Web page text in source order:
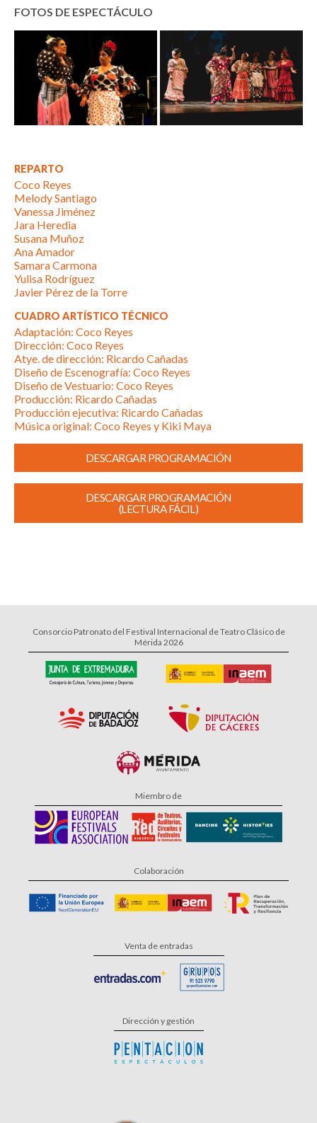
FOTOS DE ESPECTÁCULO
REPARTO
Coco Reyes
Melody Santiago
Vanessa Jiménez
Jara Heredia
Susana Muñoz
Ana Amador
Samara Carmona
Yulisa Rodríguez
Javier Pérez de la Torre
CUADRO ARTÍSTICO TÉCNICO
Adaptación: Coco Reyes
Dirección: Coco Reyes
Atye. de dirección: Ricardo Cañadas
Diseño de Escenografía: Coco Reyes
Diseño de Vestuario: Coco Reyes
Producción: Ricardo Cañadas
Producción ejecutiva: Ricardo Cañadas
Música original: Coco Reyes y Kiki Maya
DESCARGAR PROGRAMACIÓN
DESCARGAR PROGRAMACIÓN
(LECTURA FÁCIL)
Consorcio Patronato del Festival Internacional de Teatro Clásico de
Mérida 2026
Miembro de
Colaboración
Venta de entradas
Dirección y gestión